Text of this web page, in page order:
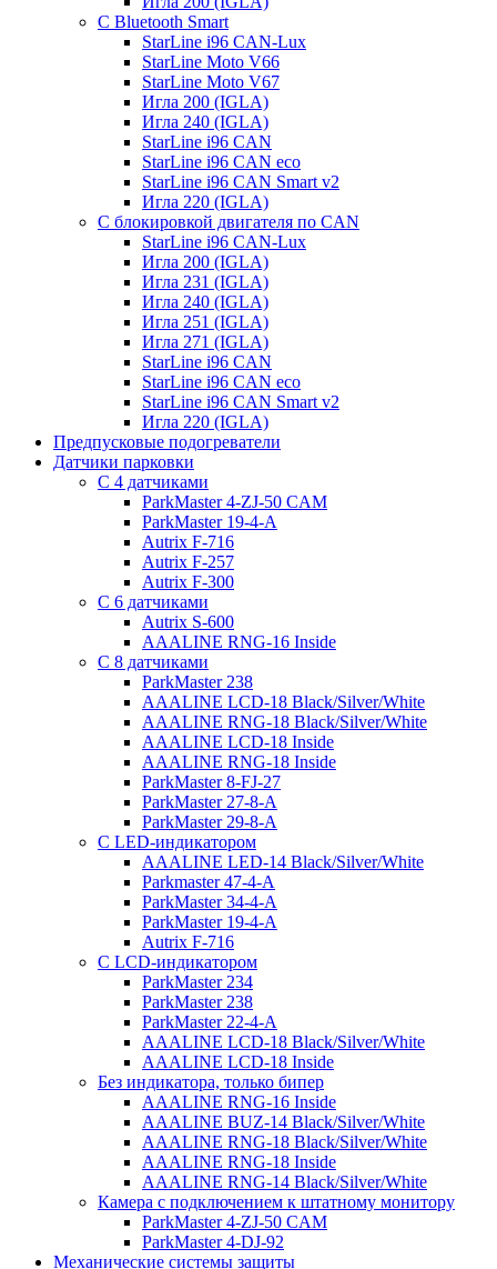
С Bluetooth Smart
StarLine i96 CAN-Lux
StarLine Moto V66
StarLine Moto V67
Игла 200 (IGLA)
Игла 240 (IGLA)
StarLine i96 CAN
StarLine i96 CAN eco
StarLine i96 CAN Smart v2
Игла 220 (IGLA)
С блокировкой двигателя по CAN
StarLine i96 CAN-Lux
Игла 200 (IGLA)
Игла 231 (IGLA)
Игла 240 (IGLA)
Игла 251 (IGLA)
Игла 271 (IGLA)
StarLine i96 CAN
StarLine i96 CAN eco
StarLine i96 CAN Smart v2
Игла 220 (IGLA)
Предпусковые подогреватели
Датчики парковки
С 4 датчиками
ParkMaster 4-ZJ-50 CAM
ParkMaster 19-4-A
Autrix F-716
Autrix F-257
Autrix F-300
С 6 датчиками
Autrix S-600
AAALINE RNG-16 Inside
С 8 датчиками
ParkMaster 238
AAALINE LCD-18 Black/Silver/White
AAALINE RNG-18 Black/Silver/White
AAALINE LCD-18 Inside
AAALINE RNG-18 Inside
ParkMaster 8-FJ-27
ParkMaster 27-8-A
ParkMaster 29-8-A
С LED-индикатором
AAALINE LED-14 Black/Silver/White
Parkmaster 47-4-A
ParkMaster 34-4-A
ParkMaster 19-4-A
Autrix F-716
С LCD-индикатором
ParkMaster 234
ParkMaster 238
ParkMaster 22-4-A
AAALINE LCD-18 Black/Silver/White
AAALINE LCD-18 Inside
Без индикатора, только бипер
AAALINE RNG-16 Inside
AAALINE BUZ-14 Black/Silver/White
AAALINE RNG-18 Black/Silver/White
AAALINE RNG-18 Inside
AAALINE RNG-14 Black/Silver/White
Камера с подключением к штатному монитору
ParkMaster 4-ZJ-50 CAM
ParkMaster 4-DJ-92
Механические системы защиты